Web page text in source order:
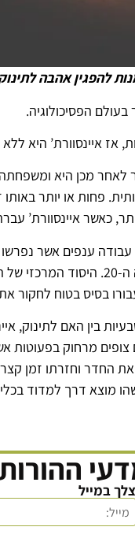
להפגין אהבה
בעולם הפסיכולוגיה.
אז איינסוורת’ היא
פחות או יותר באותו
כאשר איינסוורת’
עבודה ענפים אשר
התיאוריות הפסיכולוגיות
בסיס בטוח
בין האם לתינוק,
צופים מרחוק
וחזרתו זמן קצר
מוצא דרך למדוד
במייל